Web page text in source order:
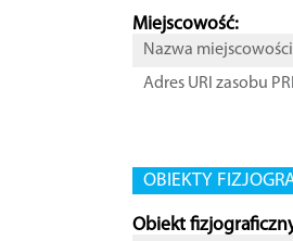
Miejscowość:
Nazwa
Adres URI zasobu
OBIEKTY
Obiekt